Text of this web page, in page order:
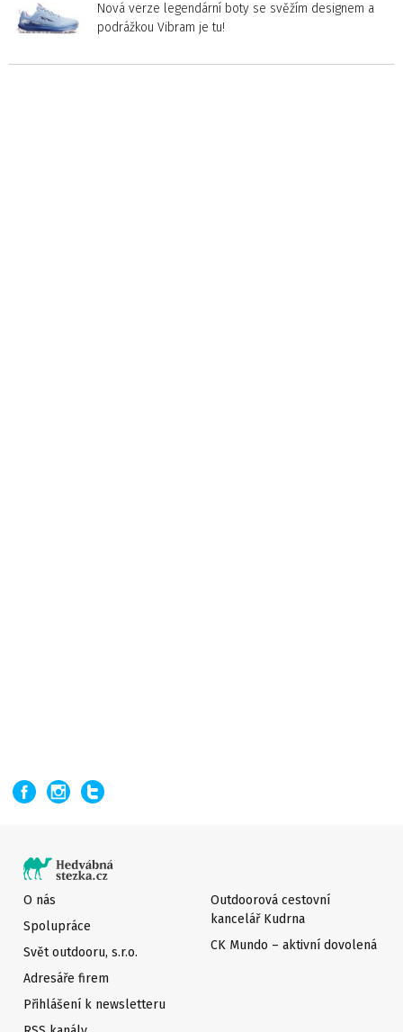
Nová verze legendární boty se svěžím designem a
podrážkou Vibram je tu!
O nás
Spolupráce
Svět outdooru, s.r.o.
Adresáře firem
Přihlášení k newsletteru
Outdoorová cestovní
kancelář Kudrna
CK Mundo – aktivní dovolená